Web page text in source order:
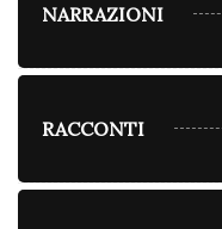
NARRAZIONI
RACCONTI